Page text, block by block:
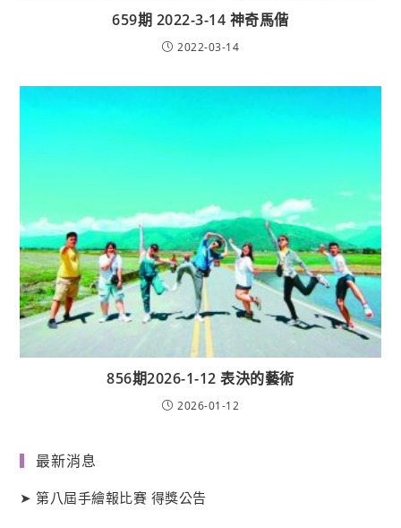
659期 2022-3-14 神奇馬偕
2022-03-14
856期2026-1-12 表決的藝術
2026-01-12
最新消息
➤第八屆手繪報比賽 得獎公告